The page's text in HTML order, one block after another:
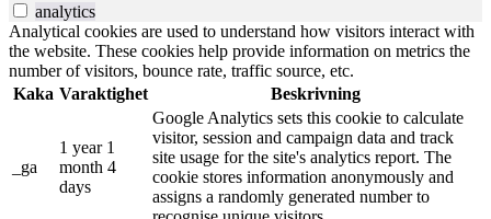
analytics
Analytical cookies are used to understand how visitors interact with
the website. These cookies help provide information on metrics the
number of visitors, bounce rate, traffic source, etc.
Kaka Varaktighet Beskrivning
_ga
1 year 1
month 4
days
Google Analytics sets this cookie to calculate
visitor, session and campaign data and track
site usage for the site's analytics report. The
cookie stores information anonymously and
assigns a randomly generated number to